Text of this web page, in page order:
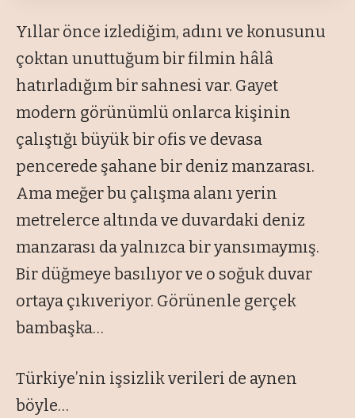
Yıllar önce izlediğim, adını ve konusunu
çoktan unuttuğum bir filmin hâlâ
hatırladığım bir sahnesi var. Gayet
modern görünümlü onlarca kişinin
çalıştığı büyük bir ofis ve devasa
pencerede şahane bir deniz manzarası.
Ama meğer bu çalışma alanı yerin
metrelerce altında ve duvardaki deniz
manzarası da yalnızca bir yansımaymış.
Bir düğmeye basılıyor ve o soğuk duvar
ortaya çıkıveriyor. Görünenle gerçek
bambaşka…
Türkiye’nin işsizlik verileri de aynen
böyle…